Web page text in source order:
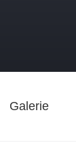
Galerie